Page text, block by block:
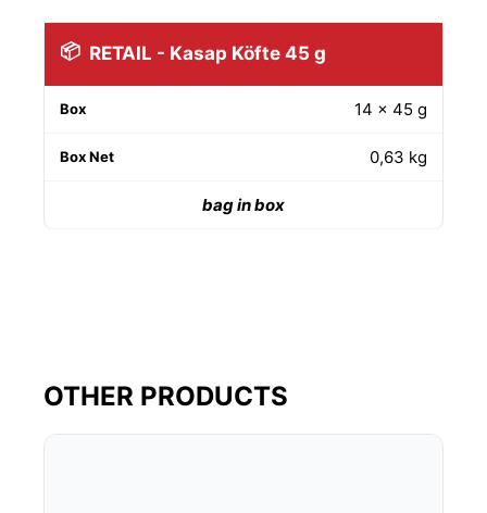
📦 RETAIL - Kasap Köfte 45 g
14 × 45 g
0,63 kg
bag in box
OTHER PRODUCTS